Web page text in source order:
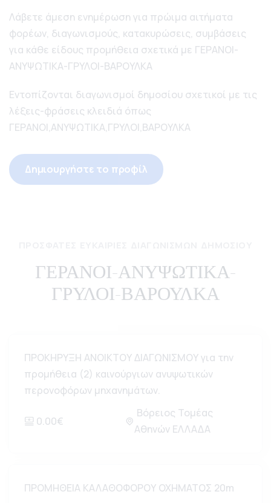
Λάβετε άμεση ενημέρωση για πρώιμα αιτήματα
φορέων, διαγωνισμούς, κατακυρώσεις, συμβάσεις
για κάθε είδους προμήθεια σχετικά με ΓΕΡΑΝΟΙ-
ΑΝΥΨΩΤΙΚΑ-ΓΡΥΛΟΙ-ΒΑΡΟΥΛΚΑ
Εντοπίζονται διαγωνισμοί δημοσίου σχετικοί με τις
λέξεις-φράσεις κλειδιά όπως
ΓΕΡΑΝΟΙ,ΑΝΥΨΩΤΙΚΑ,ΓΡΥΛΟΙ,ΒΑΡΟΥΛΚΑ
Δημιουργήστε το προφίλ
ΓΕΡΑΝΟΙ-ΑΝΥΨΩΤΙΚΑ-
ΓΡΥΛΟΙ-ΒΑΡΟΥΛΚΑ
ΠΡΟΚΗΡΥΞΗ ΑΝΟΙΚΤΟΥ ΔΙΑΓΩΝΙΣΜΟΥ για την
προμήθεια (2) καινούργιων ανυψωτικών
περονοφόρων μηχανημάτων.
0.00€
Βόρειος Τομέας
Αθηνών ΕΛΛΑΔΑ
ΠΡΟΜΗΘΕΙΑ ΚΑΛΑΘΟΦΟΡΟΥ ΟΧΗΜΑΤΟΣ 20m